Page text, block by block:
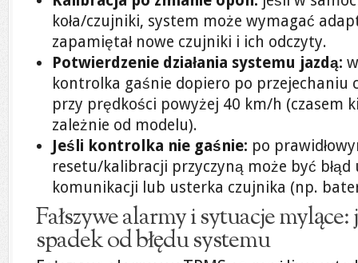
koła/czujniki, system może wymagać
zapamiętał nowe czujniki i ich odczyty.
Potwierdzenie działania systemu jazdą:
kontrolka gaśnie dopiero po
przy prędkości powyżej 40 km/h (czasem
zależnie od modelu).
Jeśli kontrolka nie gaśnie: po
resetu/kalibracji przyczyną może być
komunikacji lub usterka czujnika (np.
Fałszywe alarmy i sytuacje
spadek od błędu systemu